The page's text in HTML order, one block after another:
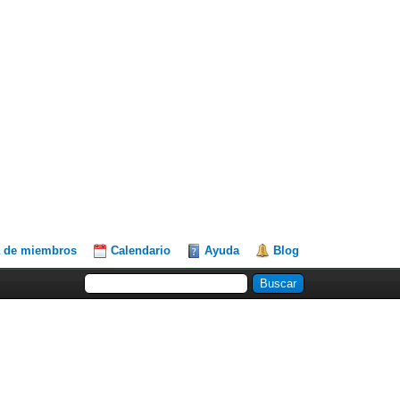
de miembros Calendario Ayuda Blog